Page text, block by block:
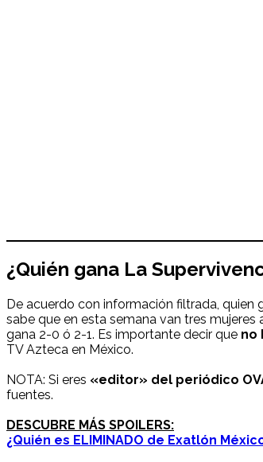
¿Quién gana La
De acuerdo con información filtrada, quien
sabe que en esta semana van tres
gana 2-0 ó 2-1. Es importante decir que no
TV Azteca en México.
NOTA: Si eres «editor» del periódico
fuentes.
DESCUBRE MÁS SPOILERS:
¿Quién es ELIMINADO de Exatlón